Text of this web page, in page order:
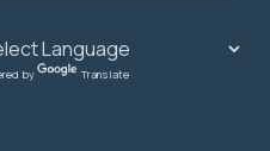
by Translate